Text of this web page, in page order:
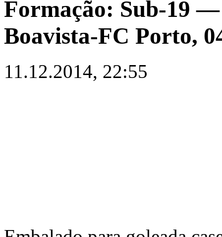
Formação: Sub-19 —
Boavista-FC Porto,
11.12.2014, 22:55